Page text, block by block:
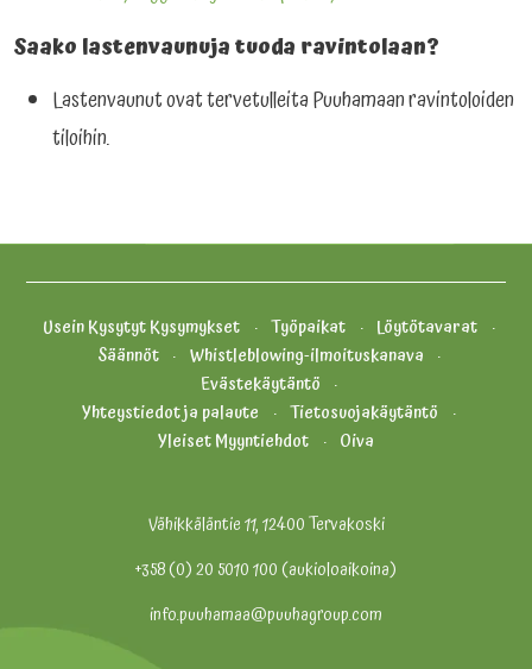
Saako lastenvaunuja tuoda ravintolaan?
Lastenvaunut ovat tervetulleita Puuhamaan ravintoloiden
tiloihin.
Usein Kysytyt Kysymykset Työpaikat
Löytötavarat
Säännöt
Whistleblowing-ilmoituskanava
Evästekäytäntö
Yhteystiedot ja palaute
Tietosuojakäytäntö
Yleiset Myyntiehdot
Oiva
Vähikkäläntie 11, 12400 Tervakoski
+358 (0) 20 5010 100 (aukioloaikoina)
info.puuhamaa@puuhagroup.com